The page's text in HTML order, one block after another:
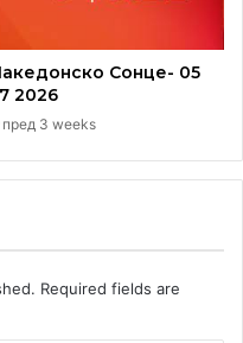
совет
тв емисија
Сонце- 05
2026
пред 3 weeks
Required fields are